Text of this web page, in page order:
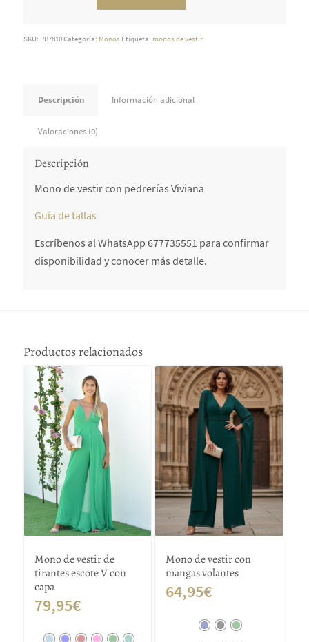
SKU: PB7810Categoría: Monos Etiqueta: monos de vestir
Descripción Información adicional
Valoraciones (0)
Descripción
Mono de vestir con pedrerías Viviana
Guía de tallas
Escríbenos al WhatsApp 677735551 para confirmar
disponibilidad y conocer más detalle.
Productos relacionados
Mono de vestir de
tirantes escote V con
capa
79,95€
Mono de vestir con
mangas volantes
64,95€